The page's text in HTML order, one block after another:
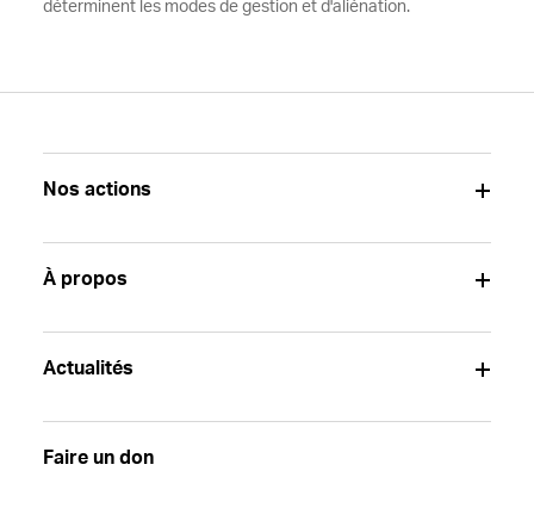
déterminent les modes de gestion et d'aliénation.
Nos actions
À propos
Actualités
Faire un don